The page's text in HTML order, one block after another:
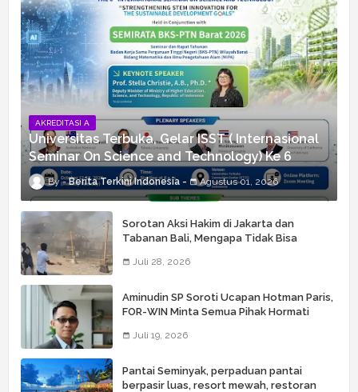
AKREDITASI A
Universitas Terbuka, Gelar ISST ( Internasional
Seminar On Science and Technology) Ke 6
Berita Terkini Indonesia Agustus 01, 2026
Sorotan Aksi Hakim di Jakarta dan
Tabanan Bali, Mengapa Tidak Bisa
Juli 28, 2026
Aminudin SP Soroti Ucapan Hotman Paris,
FOR-WIN Minta Semua Pihak Hormati
Juli 19, 2026
Pantai Seminyak, perpaduan pantai
berpasir luas, resort mewah, restoran